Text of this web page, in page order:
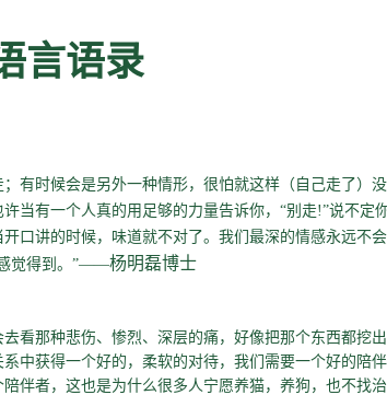
言语录
有时候会是另外一种情形，很怕就这样（自己走了）
当有一个人真的用足够的力量告诉你，“别走!”说不定
口讲的时候，味道就不对了。我们最深的情感永远不会
感觉得到。”——杨明磊博士
看那种悲伤、惨烈、深层的痛，好像把那个东西都挖
中获得一个好的，柔软的对待，我们需要一个好的陪
伴者，这也是为什么很多人宁愿养猫，养狗，也不找